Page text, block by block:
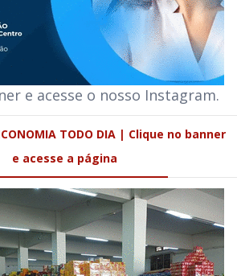
e acesse o nosso Instagram.
TODO DIA | Clique no banner
e acesse a página